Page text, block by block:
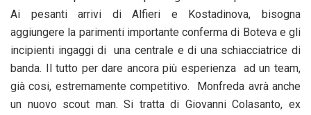
Ai pesanti arrivi di Alfieri e Kostadinova, bisogna
aggiungere la parimenti importante conferma di Boteva e gli
incipienti ingaggi di una centrale e di una schiacciatrice di
banda. Il tutto per dare ancora più esperienza ad un team,
già cosi, estremamente competitivo. Monfreda avrà anche
un nuovo scout man. Si tratta di Giovanni Colasanto, ex